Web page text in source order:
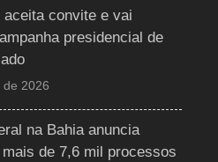
aceita convite e vai
presidencial de
de 2026
na Bahia anuncia
de 7,6 mil processos